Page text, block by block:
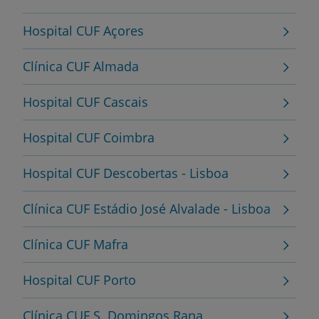
Hospital CUF Açores
Clínica CUF Almada
Hospital CUF Cascais
Hospital CUF Coimbra
Hospital CUF Descobertas - Lisboa
Clínica CUF Estádio José Alvalade - Lisboa
Clínica CUF Mafra
Hospital CUF Porto
Clínica CUF S. Domingos Rana